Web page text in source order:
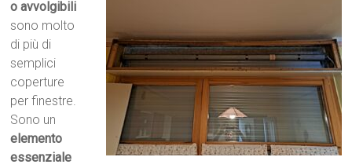
o avvolgibili
sono molto
di più di
semplici
coperture
per finestre.
Sono un
elemento
essenziale